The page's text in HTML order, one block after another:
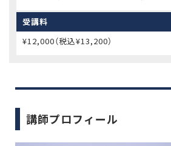
受講料
¥12,000（税込¥13,200）
講師プロフィール